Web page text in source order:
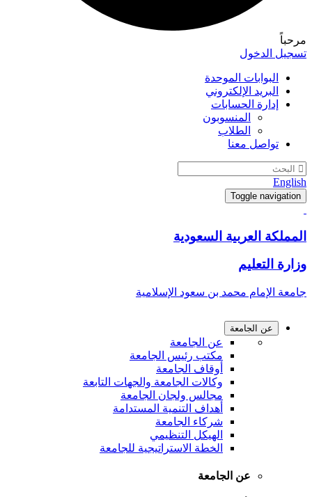
مرحباً
تسجيل الدخول
البوابات الموحدة
البريد الإلكتروني
إدارة الحسابات
المنسوبون
الطلاب
تواصل معنا
English
Toggle navigation
المملكة العربية السعودية
وزارة التعليم
جامعة الإمام محمد بن سعود الإسلامية
عن الجامعة
عن الجامعة
مكتب رئيس الجامعة
أوقاف الجامعة
وكالات الجامعة والجهات التابعة
مجالس ولجان الجامعة
أهداف التنمية المستدامة
شركاء الجامعة
الهيكل التنظيمي
الخطة الاستراتيجية للجامعة
عن الجامعة